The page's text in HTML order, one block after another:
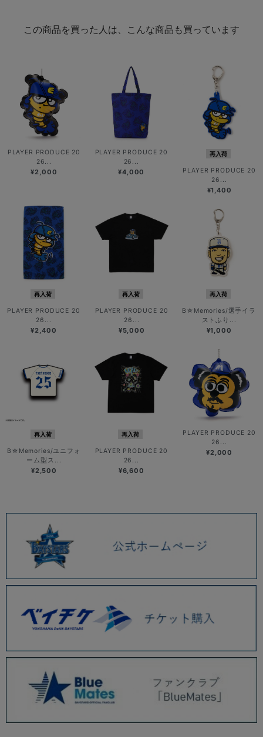
この商品を買った人は、こんな商品も買っています
PLAYER PRODUCE 20
26...
¥2,000
PLAYER PRODUCE 20
26...
¥4,000
再入荷
PLAYER PRODUCE 20
26...
¥1,400
再入荷
PLAYER PRODUCE 20
26...
¥2,400
再入荷
PLAYER PRODUCE 20
26...
¥5,000
再入荷
B☆Memories/選手イラ
ストふり...
¥1,000
再入荷
B☆Memories/ユニフォ
ーム型ス...
¥2,500
再入荷
PLAYER PRODUCE 20
26...
¥6,600
PLAYER PRODUCE 20
26...
¥2,000